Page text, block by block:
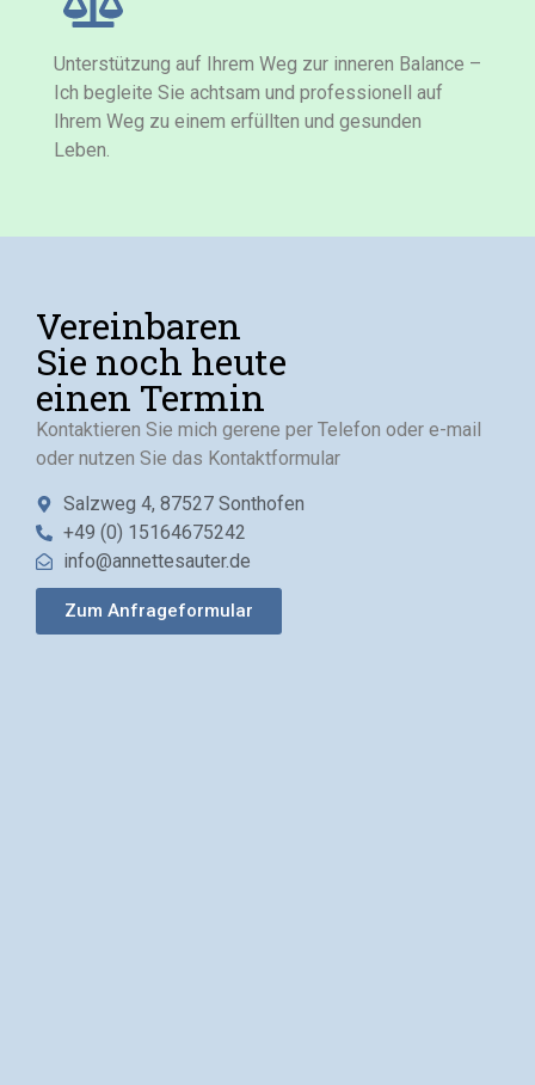
Unterstützung auf Ihrem Weg zur inneren Balance –
Ich begleite Sie achtsam und professionell auf
Ihrem Weg zu einem erfüllten und gesunden
Leben.
Vereinbaren
Sie noch heute
einen Termin
Kontaktieren Sie mich gerene per Telefon oder e-mail
oder nutzen Sie das Kontaktformular
Salzweg 4, 87527 Sonthofen
+49 (0) 15164675242
info@annettesauter.de
Zum Anfrageformular